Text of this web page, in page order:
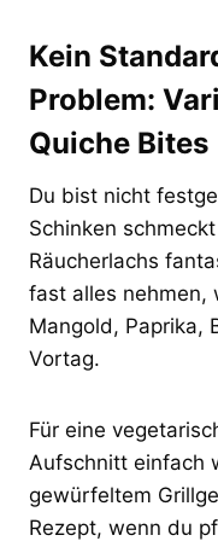
Kein
Problem:
Quiche Bites
Du bist nicht
Schinken
Räucherlachs
fast alles nehmen,
Mangold, Paprika,
Vortag.
Für eine
Aufschnitt einfach
gewürfeltem
Rezept, wenn du